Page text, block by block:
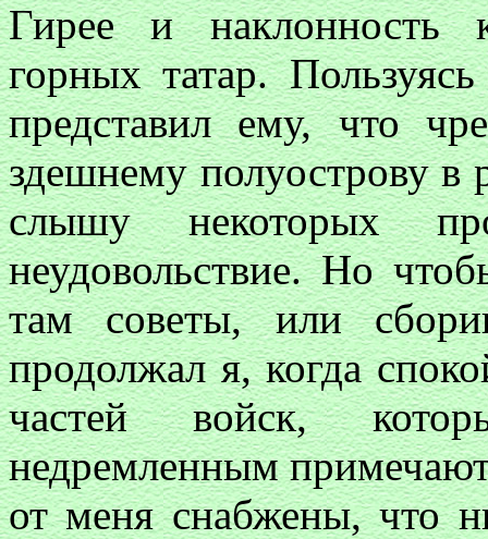
Гирее и наклонность
горных татар.
представил ему, что
здешнему полуострову в
слышу некоторых
неудовольствие. Но
там советы, или
продолжал я, когда
частей войск,
недремленным
от меня снабжены, что